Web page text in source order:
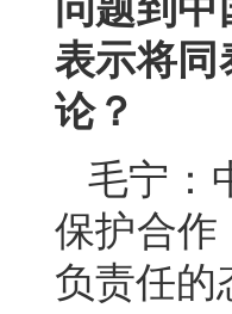
问题到
表示将同
论？
毛宁：
保护合作
负责任的